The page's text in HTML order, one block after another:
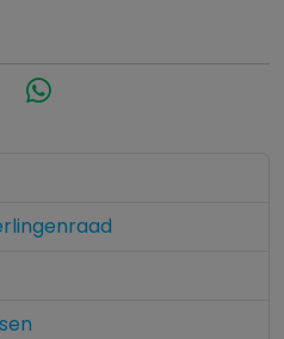
E-mailWhatsApp